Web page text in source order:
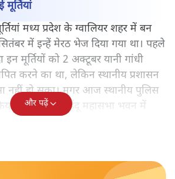
मूर्तियां
मध्य प्रदेश के ग्वालियर शहर में बन
में इन्हें मेरठ भेज दिया गया था। पहले
इन मूर्तियों को 2 अक्टूबर यानी गांधी
करने का था, लेकिन स्थानीय प्रशासन
नहीं हो सका। मगर आज स्थानीय पुलिस
और मेरठ के हिंदू महासभा भवन में
दी गईं।
और पढ़ें